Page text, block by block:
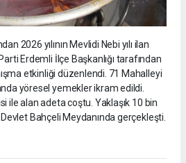
2026 yılının Mevlidi Nebi yılı ilan
Erdemli İlçe Başkanlığı tarafından
etkinliği düzenlendi. 71 Mahalleyi
yöresel yemekler ikram edildi.
ile alan adeta coştu. Yaklaşık 10 bin
Devlet Bahçeli Meydanında gerçekleşti.